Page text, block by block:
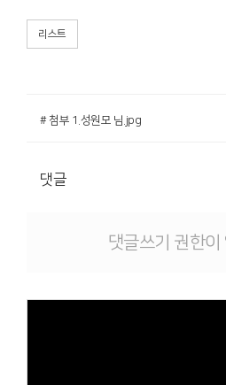
리스트
# 첨부 1.성원모 님.jpg
댓글
댓글쓰기 권한이